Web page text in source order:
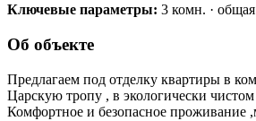
Ключевые параметры: 3 комн. ·
Об объекте
Предлагаем под отделку квартиры в
Царскую тропу , в экологически
Комфортное и безопасное проживание